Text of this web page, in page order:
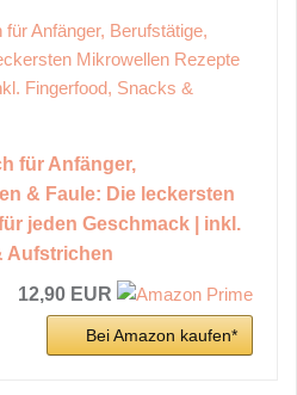
für Anfänger,
& Faule: Die leckersten
jeden Geschmack | inkl.
Aufstrichen
12,90 EUR
Bei Amazon kaufen*